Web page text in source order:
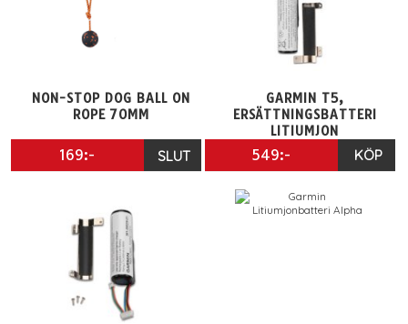
NON-STOP DOG BALL ON
ROPE 70MM
169:- SLUT
GARMIN T5,
ERSÄTTNINGSBATTERI
LITIUMJON
549:- KÖP